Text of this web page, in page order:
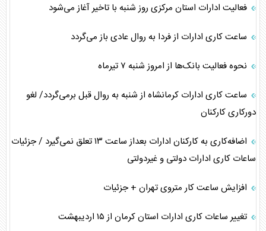
فعالیت ادارات استان مرکزی روز شنبه با تاخیر آغاز می‌شود
ساعت کاری ادارات از فردا به روال عادی باز می‌گردد
نحوه فعالیت بانک‌ها از امروز شنبه ۷ تیرماه
ساعت کاری ادارات کرمانشاه از شنبه به روال قبل برمی‌گردد/ لغو
دورکاری کارکنان
اضافه‌کاری به کارکنان ادارات بعداز ساعت ۱۳ تعلق نمی‌گیرد / جزئیات
ساعات کاری ادارات دولتی و غیردولتی
افزایش ساعت کار متروی تهران + جزئیات
تغییر ساعات کاری ادارات استان کرمان از ۱۵ اردیبهشت